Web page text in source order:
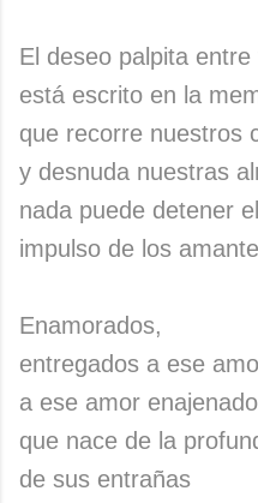
El deseo palpita
está escrito en la
que recorre nuestros
y desnuda nuestras
nada puede detener
impulso de los
Enamorados,
entregados a ese
a ese amor
que nace de la
de sus entrañas